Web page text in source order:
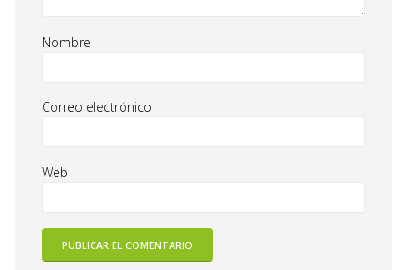
Nombre
Correo electrónico
Web